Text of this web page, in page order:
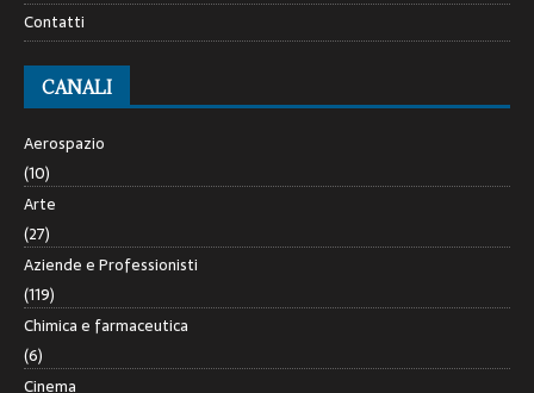
Contatti
CANALI
Aerospazio
(10)
Arte
(27)
Aziende e Professionisti
(119)
Chimica e farmaceutica
(6)
Cinema